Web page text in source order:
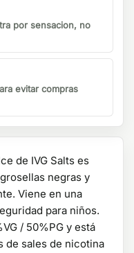
por sensacion, no
evitar compras
de IVG Salts es
negras y
Viene en una
para niños.
/ 50%PG y está
de sales de nicotina